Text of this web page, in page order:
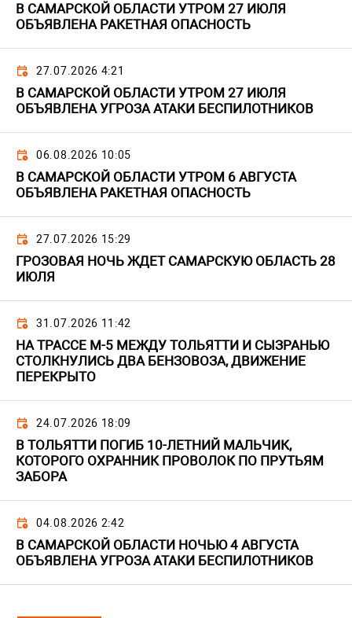
В САМАРСКОЙ ОБЛАСТИ УТРОМ 27 ИЮЛЯ
ОБЪЯВЛЕНА РАКЕТНАЯ ОПАСНОСТЬ
27.07.2026 4:21
В САМАРСКОЙ ОБЛАСТИ УТРОМ 27 ИЮЛЯ
ОБЪЯВЛЕНА УГРОЗА АТАКИ БЕСПИЛОТНИКОВ
06.08.2026 10:05
В САМАРСКОЙ ОБЛАСТИ УТРОМ 6 АВГУСТА
ОБЪЯВЛЕНА РАКЕТНАЯ ОПАСНОСТЬ
27.07.2026 15:29
ГРОЗОВАЯ НОЧЬ ЖДЕТ САМАРСКУЮ ОБЛАСТЬ 28
ИЮЛЯ
31.07.2026 11:42
НА ТРАССЕ М-5 МЕЖДУ ТОЛЬЯТТИ И СЫЗРАНЬЮ
СТОЛКНУЛИСЬ ДВА БЕНЗОВОЗА, ДВИЖЕНИЕ
ПЕРЕКРЫТО
24.07.2026 18:09
В ТОЛЬЯТТИ ПОГИБ 10-ЛЕТНИЙ МАЛЬЧИК,
КОТОРОГО ОХРАННИК ПРОВОЛОК ПО ПРУТЬЯМ
ЗАБОРА
04.08.2026 2:42
В САМАРСКОЙ ОБЛАСТИ НОЧЬЮ 4 АВГУСТА
ОБЪЯВЛЕНА УГРОЗА АТАКИ БЕСПИЛОТНИКОВ